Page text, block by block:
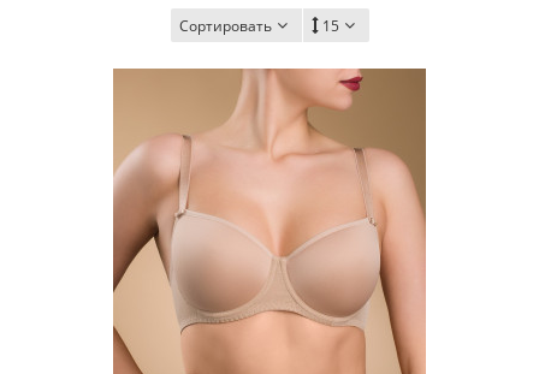
Сортировать 15